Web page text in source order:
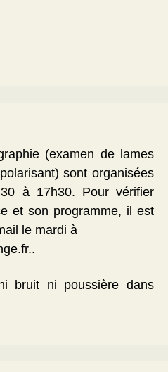
(examen de lames
sont organisées
à 17h30. Pour vérifier
et son programme, il est
le mardi à
bruit ni poussière dans